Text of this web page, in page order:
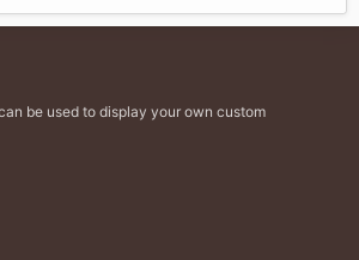
be used to display your own custom